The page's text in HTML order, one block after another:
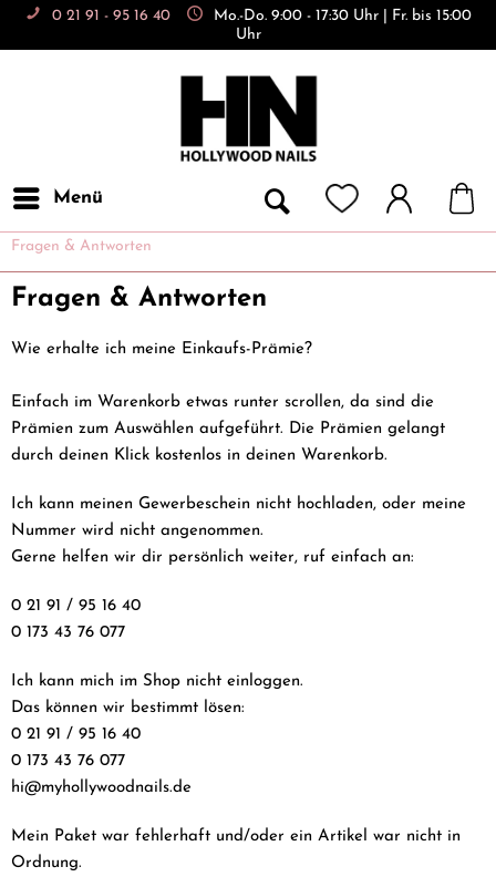
0 21 91 - 95 16 40
Mo.-Do. 9:00 - 17:30 Uhr | Fr. bis 15:00
Uhr
Menü
Fragen & Antworten
Fragen & Antworten
Wie erhalte ich meine Einkaufs-Prämie?
Einfach im Warenkorb etwas runter scrollen, da sind die
Prämien zum Auswählen aufgeführt. Die Prämien gelangt
durch deinen Klick kostenlos in deinen Warenkorb.
Ich kann meinen Gewerbeschein nicht hochladen, oder meine
Nummer wird nicht angenommen.
Gerne helfen wir dir persönlich weiter, ruf einfach an:
0 21 91 / 95 16 40
0 173 43 76 077
Ich kann mich im Shop nicht einloggen.
Das können wir bestimmt lösen:
0 21 91 / 95 16 40
0 173 43 76 077
hi@myhollywoodnails.de
Mein Paket war fehlerhaft und/oder ein Artikel war nicht in
Ordnung.